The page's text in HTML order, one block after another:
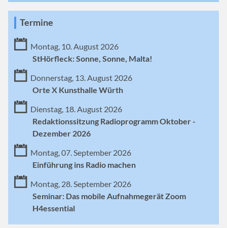
Termine
Montag, 10. August 2026
StHörfleck: Sonne, Sonne, Malta!
Donnerstag, 13. August 2026
Orte X Kunsthalle Würth
Dienstag, 18. August 2026
Redaktionssitzung Radioprogramm Oktober -
Dezember 2026
Montag, 07. September 2026
Einführung ins Radio machen
Montag, 28. September 2026
Seminar: Das mobile Aufnahmegerät Zoom
H4essential